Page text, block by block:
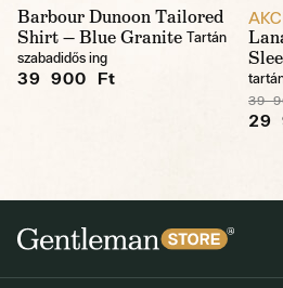
Barbour Dunoon Tailored
Shirt — Blue Granite Tartán
szabadidős ing
39 900 Ft
39
29